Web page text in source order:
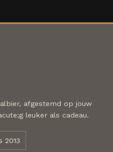
afgestemd op jouw
leuker als cadeau.
2013